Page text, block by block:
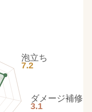
泡立ち
7.2
ダメージ補修
3.1